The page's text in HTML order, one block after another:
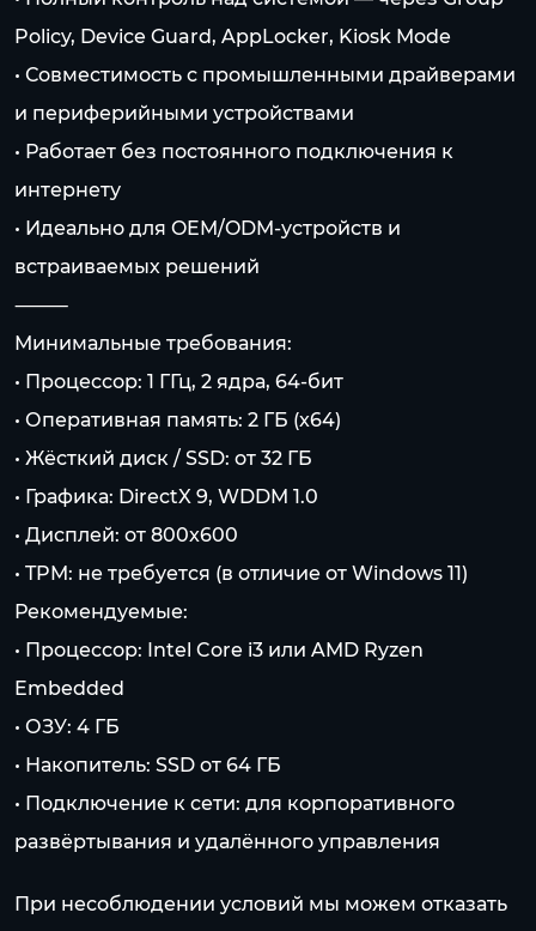
Policy, Device Guard, AppLocker, Kiosk Mode
• Совместимость с промышленными драйверами
и периферийными устройствами
• Работает без постоянного подключения к
интернету
• Идеально для OEM/ODM-устройств и
встраиваемых решений
⸻
Минимальные требования:
• Процессор: 1 ГГц, 2 ядра, 64-бит
• Оперативная память: 2 ГБ (x64)
• Жёсткий диск / SSD: от 32 ГБ
• Графика: DirectX 9, WDDM 1.0
• Дисплей: от 800x600
• TPM: не требуется (в отличие от Windows 11)
Рекомендуемые:
• Процессор: Intel Core i3 или AMD Ryzen
Embedded
• ОЗУ: 4 ГБ
• Накопитель: SSD от 64 ГБ
• Подключение к сети: для корпоративного
развёртывания и удалённого управления
При несоблюдении условий мы можем отказать